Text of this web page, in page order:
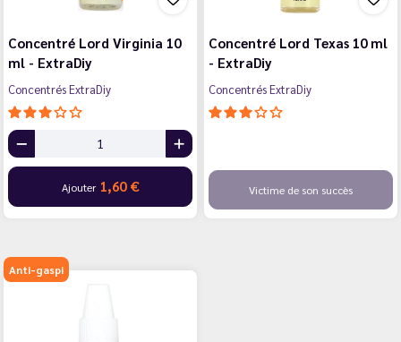
Concentré Lord Virginia 10
ml - ExtraDiy
Concentrés ExtraDiy
Ajouter 1,60 €
Concentré Lord Texas 10 ml
- ExtraDiy
Concentrés ExtraDiy
Victime de son succès
Anti-gaspi